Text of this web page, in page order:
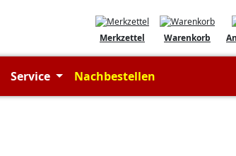
Warenkorb
Merkzettel
Service Nachbestellen